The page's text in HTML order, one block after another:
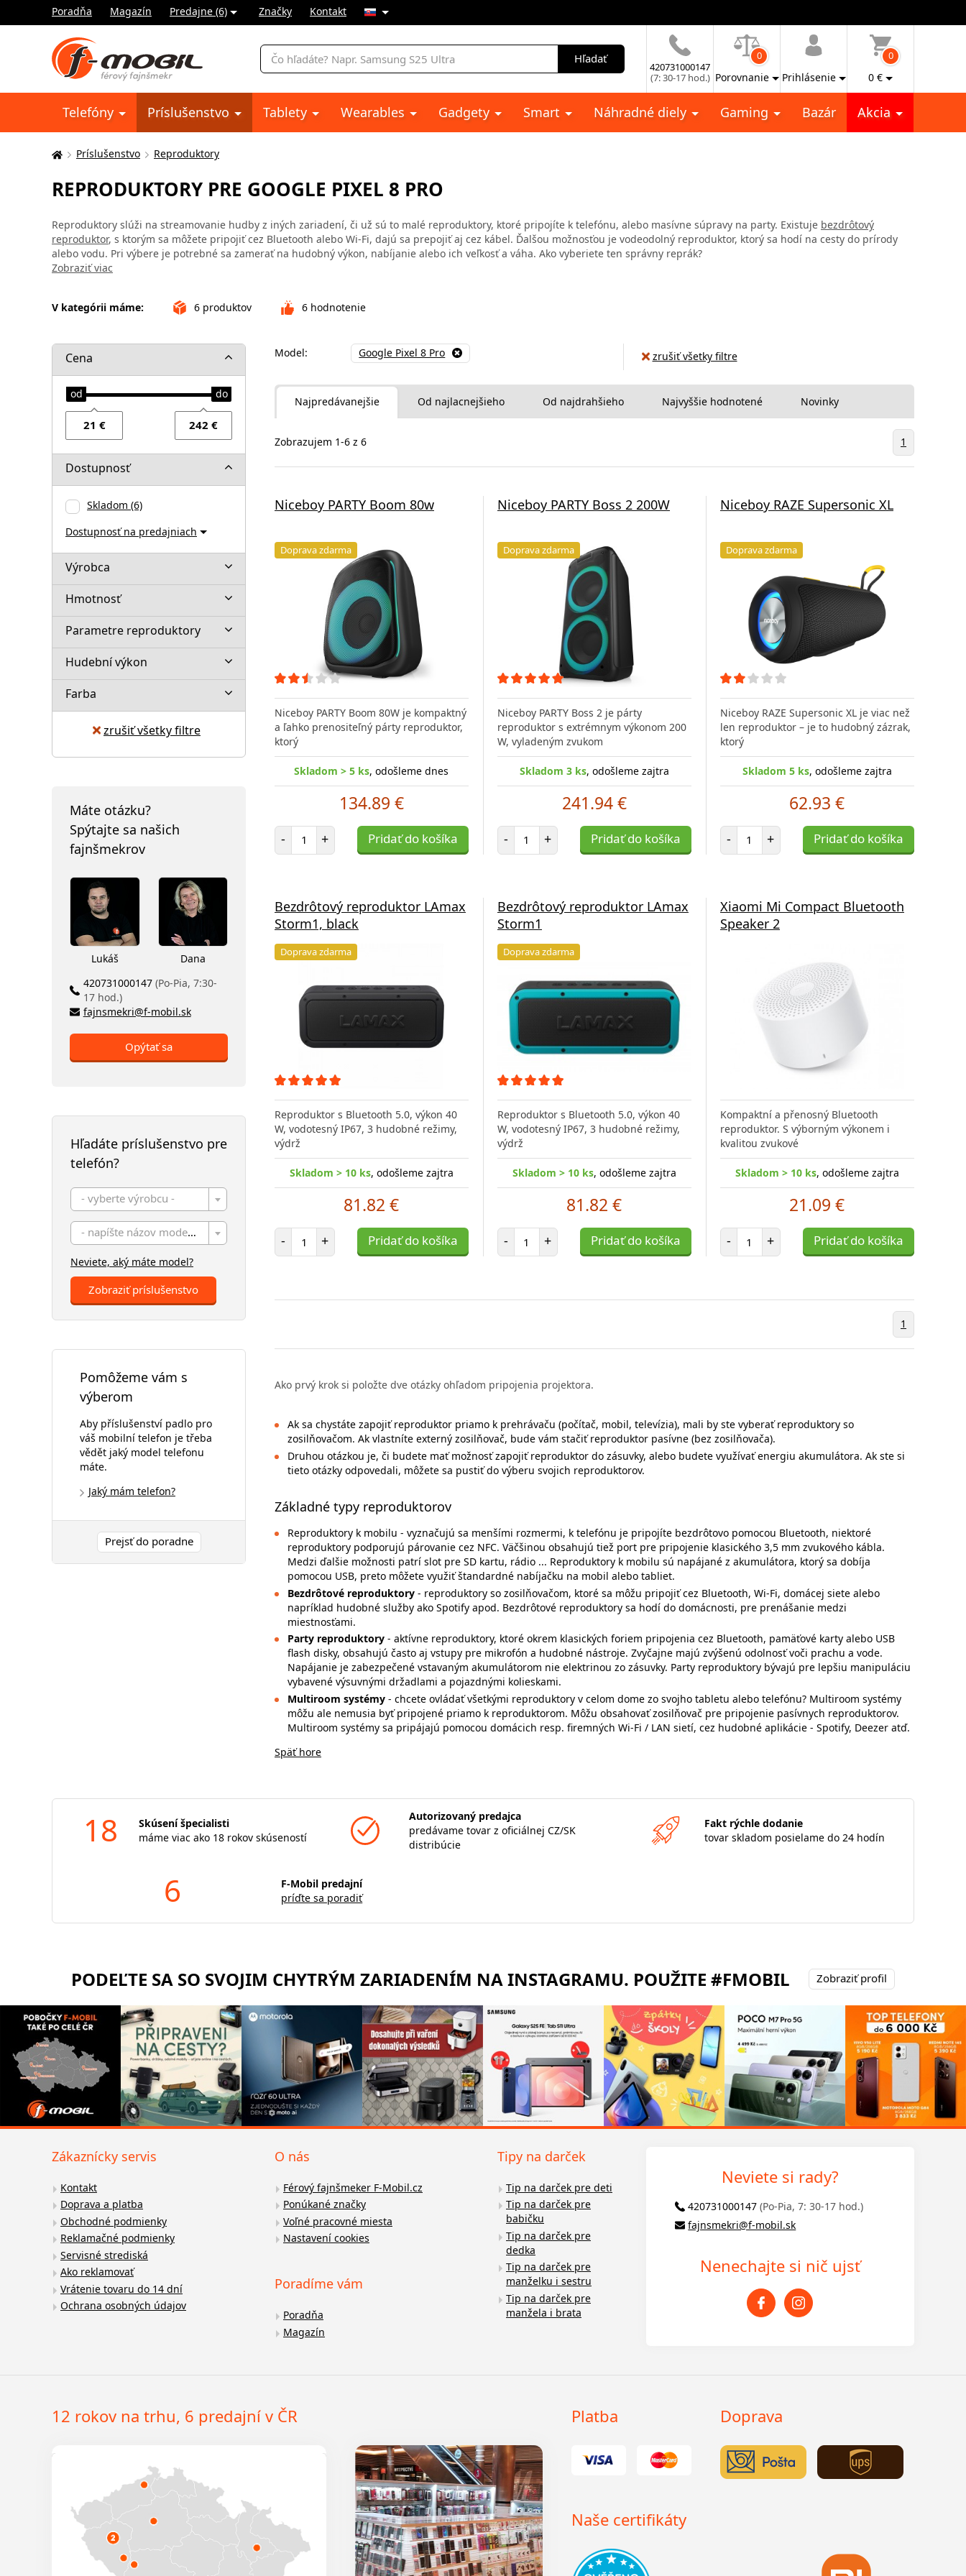
Poradňa Magazín Predajne (6) Značky Kontakt
Vyhľadávanie
Hľadať
420731000147
(7: 30-17 hod.)
0
Porovnanie Prihlásenie
0
0 €
Telefóny Príslušenstvo Tablety Wearables Gadgety Smart Náhradné diely Gaming Bazár Akcia
Tu
nachádzate:
Príslušenstvo Reproduktory
REPRODUKTORY PRE GOOGLE PIXEL 8 PRO
Reproduktory slúži na streamovanie hudby z iných zariadení, či už sú to malé reproduktory, ktoré pripojíte k telefónu, alebo masívne súpravy na party. Existuje bezdrôtový
reproduktor, s ktorým sa môžete pripojiť cez Bluetooth alebo Wi-Fi, dajú sa prepojiť aj cez kábel. Ďalšou možnosťou je vodeodolný reproduktor, ktorý sa hodí na cesty do prírody
alebo vodu. Pri výbere je potrebné sa zamerať na hudobný výkon, nabíjanie alebo ich veľkosť a váha. Ako vyberiete ten správny reprák?
Zobraziť viac
V kategórii máme: 6 produktov 6 hodnotenie
Cena
Dostupnosť
Skladom (6)
Dostupnosť na predajniach
Výrobca
Hmotnosť
Parametre reproduktory
Hudební výkon
Farba
zrušiť všetky filtre
Máte otázku?
Spýtajte sa našich
fajnšmekrov
Lukáš
Dana
420731000147 (Po-Pia, 7:30-
17 hod.)
fajnsmekri@f-mobil.sk
Opýtať sa
Hľadáte príslušenstvo pre
telefón?
- vyberte výrobcu -
- napíšte názov modelu -
Neviete, aký máte model?
Zobraziť príslušenstvo
Pomôžeme vám s
výberom
Aby příslušenství padlo pro
váš mobilní telefon je třeba
vědět jaký model telefonu
máte.
Jaký mám telefon?
Prejsť do poradne
Model: Google Pixel 8 Pro zrušiť všetky filtre
Najpredávanejšie Od najlacnejšieho Od najdrahšieho Najvyššie hodnotené Novinky
Zobrazujem 1-6 z 6 1
Niceboy PARTY Boom 80w
Doprava zdarma
Niceboy PARTY Boom 80W je kompaktný
a ľahko prenositeľný párty reproduktor,
ktorý
Skladom > 5 ks, odošleme dnes
134.89 €
- Počet položiek
+ Pridať do košíka
Niceboy PARTY Boss 2 200W
Doprava zdarma
Niceboy PARTY Boss 2 je párty
reproduktor s extrémnym výkonom 200
W, vyladeným zvukom
Skladom 3 ks, odošleme zajtra
241.94 €
- Počet položiek
+ Pridať do košíka
Niceboy RAZE Supersonic XL
Doprava zdarma
Niceboy RAZE Supersonic XL je viac než
len reproduktor – je to hudobný zázrak,
ktorý
Skladom 5 ks, odošleme zajtra
62.93 €
- Počet položiek
+ Pridať do košíka
Bezdrôtový reproduktor LAmax
Storm1, black
Doprava zdarma
Reproduktor s Bluetooth 5.0, výkon 40
W, vodotesný IP67, 3 hudobné režimy,
výdrž
Skladom > 10 ks, odošleme zajtra
81.82 €
- Počet položiek
+ Pridať do košíka
Bezdrôtový reproduktor LAmax
Storm1
Doprava zdarma
Reproduktor s Bluetooth 5.0, výkon 40
W, vodotesný IP67, 3 hudobné režimy,
výdrž
Skladom > 10 ks, odošleme zajtra
81.82 €
- Počet položiek
+ Pridať do košíka
Xiaomi Mi Compact Bluetooth
Speaker 2
Kompaktní a přenosný Bluetooth
reproduktor. S výborným výkonem i
kvalitou zvukové
Skladom > 10 ks, odošleme zajtra
21.09 €
- Počet položiek
+ Pridať do košíka
1
Ako prvý krok si položte dve otázky ohľadom pripojenia projektora.
Ak sa chystáte zapojiť reproduktor priamo k prehrávaču (počítač, mobil, televízia), mali by ste vyberať reproduktory so
zosilňovačom. Ak vlastníte externý zosilňovač, bude vám stačiť reproduktor pasívne (bez zosilňovača).
Druhou otázkou je, či budete mať možnosť zapojiť reproduktor do zásuvky, alebo budete využívať energiu akumulátora. Ak ste si
tieto otázky odpovedali, môžete sa pustiť do výberu svojich reproduktorov.
Základné typy reproduktorov
Reproduktory k mobilu - vyznačujú sa menšími rozmermi, k telefónu je pripojíte bezdrôtovo pomocou Bluetooth, niektoré
reproduktory podporujú párovanie cez NFC. Väčšinou obsahujú tiež port pre pripojenie klasického 3,5 mm zvukového kábla.
Medzi ďalšie možnosti patrí slot pre SD kartu, rádio ... Reproduktory k mobilu sú napájané z akumulátora, ktorý sa dobíja
pomocou USB, preto môžete využiť štandardné nabíjačku na mobil alebo tabliet.
Bezdrôtové reproduktory - reproduktory so zosilňovačom, ktoré sa môžu pripojiť cez Bluetooth, Wi-Fi, domácej siete alebo
napríklad hudobné služby ako Spotify apod. Bezdrôtové reproduktory sa hodí do domácnosti, pre prenášanie medzi
miestnosťami.
Party reproduktory - aktívne reproduktory, ktoré okrem klasických foriem pripojenia cez Bluetooth, pamäťové karty alebo USB
flash disky, obsahujú často aj vstupy pre mikrofón a hudobné nástroje. Zvyčajne majú zvýšenú odolnosť voči prachu a vode.
Napájanie je zabezpečené vstavaným akumulátorom nie elektrinou zo zásuvky. Party reproduktory bývajú pre lepšiu manipuláciu
vybavené výsuvnými držadlami a pojazdnými kolieskami.
Multiroom systémy - chcete ovládať všetkými reproduktory v celom dome zo svojho tabletu alebo telefónu? Multiroom systémy
môžu ale nemusia byť pripojené priamo k reproduktorom. Môžu obsahovať zosilňovač pre pripojenie pasívnych reproduktorov.
Multiroom systémy sa pripájajú pomocou domácich resp. firemných Wi-Fi / LAN sietí, cez hudobné aplikácie - Spotify, Deezer atď.
Späť hore
18
Skúsení špecialisti
máme viac ako 18 rokov skúseností
Autorizovaný predajca
predávame tovar z oficiálnej CZ/SK
distribúcie
Fakt rýchle dodanie
tovar skladom posielame do 24 hodín
6
F-Mobil predajní
príďte sa poradiť
PODEĽTE SA SO SVOJIM CHYTRÝM ZARIADENÍM NA INSTAGRAMU. POUŽITE #FMOBIL Zobraziť profil
Zákaznícky servis
Kontakt
Doprava a platba
Obchodné podmienky
Reklamačné podmienky
Servisné strediská
Ako reklamovať
Vrátenie tovaru do 14 dní
Ochrana osobných údajov
O nás
Férový fajnšmeker F-Mobil.cz
Ponúkané značky
Voľné pracovné miesta
Nastavení cookies
Poradíme vám
Poradňa
Magazín
Tipy na darček
Tip na darček pre deti
Tip na darček pre
babičku
Tip na darček pre
dedka
Tip na darček pre
manželku i sestru
Tip na darček pre
manžela i brata
Neviete si rady?
420731000147 (Po-Pia, 7: 30-17 hod.)
fajnsmekri@f-mobil.sk
Nenechajte si nič ujsť
12 rokov na trhu, 6 predajní v ČR Platba Doprava
Naše certifikáty